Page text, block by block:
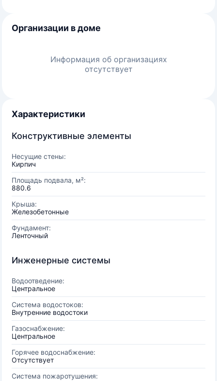
Организации в доме
Информация об организациях
отсутствует
Характеристики
Конструктивные элементы
Несущие стены:
Кирпич
Площадь подвала, м²:
880.6
Крыша:
Железобетонные
Фундамент:
Ленточный
Инженерные системы
Водоотведение:
Центральное
Система водостоков:
Внутренние водостоки
Газоснабжение:
Центральное
Горячее водоснабжение:
Отсутствует
Система пожаротушения: